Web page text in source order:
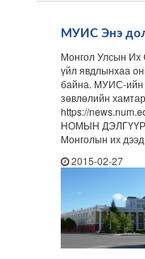
МУИС Энэ
Монгол Улсын Их
үйл явдлынхаа
байна. МУИС-ийн
зөвлөлийн
https://
НОМЫН ДЭЛГҮҮР
Монголын их
2015-02-27